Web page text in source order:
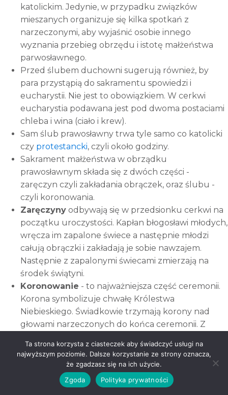
katolickim. Jedynie, w przypadku związków
mieszanych organizuje się kilka spotkań z
narzeczonymi, aby wyjaśnić osobie innego
wyznania przebieg obrzędu i istotę małżeństwa
parwosławnego.
Przed ślubem duchowni sugerują również, by
para przystąpią do sakramentu spowiedzi i
eucharystii. Nie jest to obowiązkiem. W cerkwi
eucharystia podawana jest pod dwoma postaciami
chleba i wina (ciało i krew).
Sam ślub prawosławny trwa tyle samo co katolicki
czy protestancki, czyli około godziny.
Sakrament małżeństwa w obrządku
prawosławnym składa się z dwóch części -
zaręczyn czyli zakładania obrączek, oraz ślubu -
czyli koronowania.
Zaręczyny odbywają się w przedsionku cerkwi na
początku uroczystości. Kapłan błogosławi młodych,
wręcza im zapalone świece a następnie młodzi
całują obrączki i zakładają je sobie nawzajem.
Następnie z zapalonymi świecami zmierzają na
środek świątyni.
Koronowanie - to najważniejsza część ceremonii.
Korona symbolizuje chwałę Królestwa
Niebieskiego. Świadkowie trzymają korony nad
głowami narzeczonych do końca ceremonii. Z
duchownego: "Panie Boże nasz, chwałą i czcią
ukoronuj ich!" małżeństwo zostaje zawarte.
Wszystkienajważniejsze rytuały powtarzane są
trzykrotnie, to charakterystyczna cecha w
Ta strona korzysta z ciasteczek aby świadczyć usługi na
najwyższym poziomie. Dalsze korzystanie ze strony oznacza,
że zgadzasz się na ich użycie.
Zgoda
Polityka prywatności